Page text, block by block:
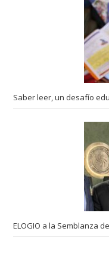
Saber leer, un desafío
ELOGIO a la Semblanza